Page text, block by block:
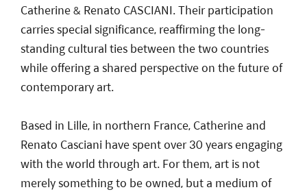
Catherine & Renato CASCIANI. Their participation
carries special significance, reaffirming the long-
standing cultural ties between the two countries
while offering a shared perspective on the future of
contemporary art.
Based in Lille, in northern France, Catherine and
Renato Casciani have spent over 30 years engaging
with the world through art. For them, art is not
merely something to be owned, but a medium of